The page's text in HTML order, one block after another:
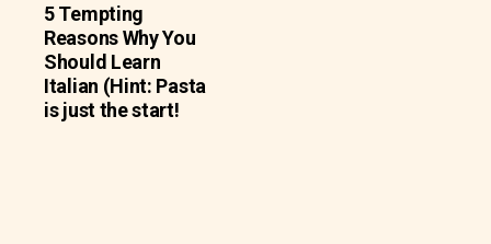
5 Tempting
Reasons Why You
Should Learn
Italian (Hint: Pasta
is just the start!